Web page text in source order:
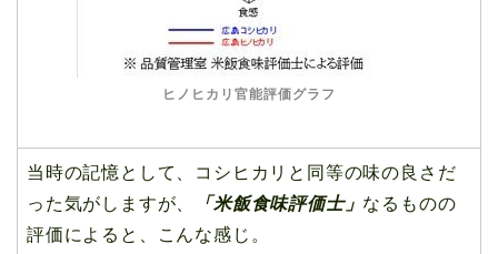
ヒノヒカリ官能評価グラフ
当時の記憶として、コシヒカリと同等の味の良さだ
った気がしますが、
「米飯食味評価士」 なるものの
評価によると、こんな感じ。